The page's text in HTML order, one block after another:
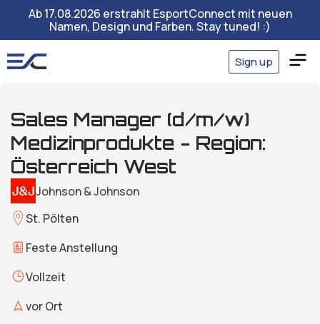
Ab 17.08.2026 erstrahlt EsportConnect mit neuen
Namen, Design und Farben. Stay tuned! :)
Sign up
Sales Manager (d/m/w)
Medizinprodukte - Region:
Österreich West
Johnson & Johnson
St. Pölten
Feste Anstellung
Vollzeit
vor Ort